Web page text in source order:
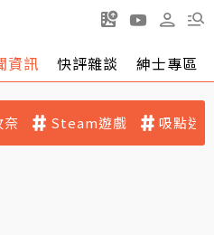
資訊 快評雜談 紳士專區
奈 Steam遊戲 吸點迷